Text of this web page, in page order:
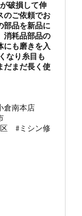
破損して伸
のご依頼でお
部品を新品に
消耗品部品の
にも磨きを入
なり糸目も
だまだ長く使
倉南本店
#ミシン修